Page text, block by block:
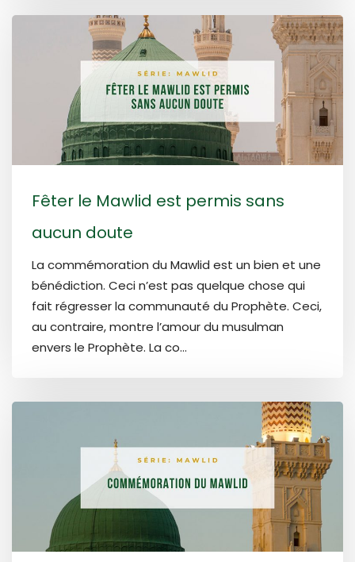
Fêter le Mawlid est permis sans
aucun doute
La commémoration du Mawlid est un bien et une
bénédiction. Ceci n’est pas quelque chose qui
fait régresser la communauté du Prophète. Ceci,
au contraire, montre l’amour du musulman
envers le Prophète. La co...